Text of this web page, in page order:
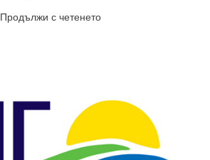
Продължи с четенето